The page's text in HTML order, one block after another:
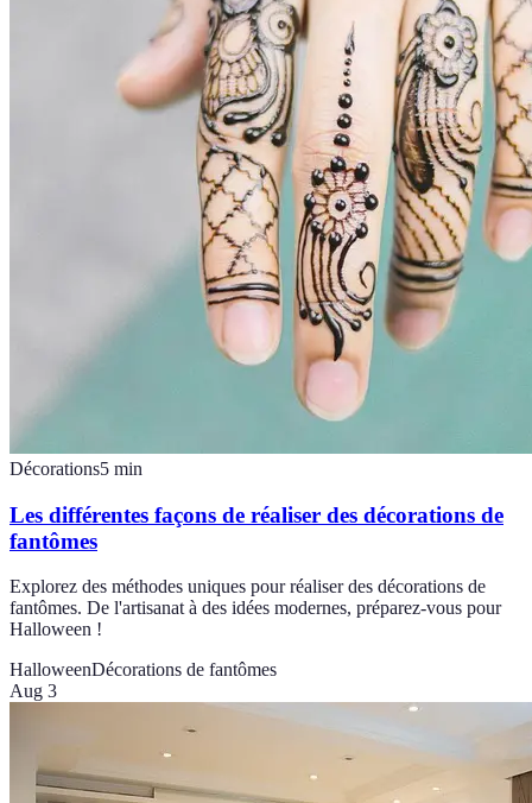
Décorations5 min
Les différentes façons de réaliser des décorations de
fantômes
Explorez des méthodes uniques pour réaliser des décorations de
fantômes. De l'artisanat à des idées modernes, préparez-vous pour
Halloween !
HalloweenDécorations de fantômes
Aug 3